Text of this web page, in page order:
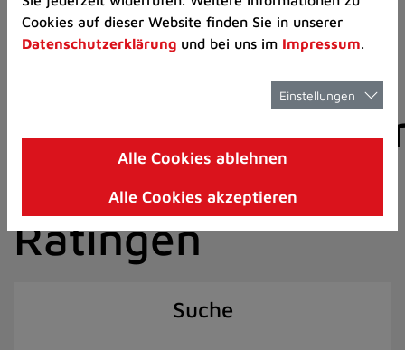
(Schnelltaste
M)
Zur
8)
I)
Aktuelles Pressemitteilungen
der Stadt
Ratingen
Suche
Cookies auf dieser Website finden Sie in unserer
Datenschutzerklärung und bei uns im Impressum.
Einstellungen
Alle Cookies ablehnen
Alle Cookies akzeptieren